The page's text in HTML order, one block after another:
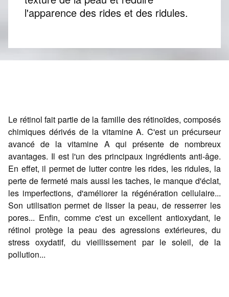
l'apparence des rides et des ridules.
Le rétinol fait partie de la famille des rétinoïdes, composés
chimiques dérivés de la vitamine A. C'est un précurseur
avancé de la vitamine A qui présente de nombreux
avantages. Il est l'un des principaux ingrédients anti-âge.
En effet, il permet de lutter contre les rides, les ridules, la
perte de fermeté mais aussi les taches, le manque d'éclat,
les imperfections, d'améliorer la régénération cellulaire...
Son utilisation permet de lisser la peau, de resserrer les
pores... Enfin, comme c'est un excellent antioxydant, le
rétinol protège la peau des agressions extérieures, du
stress oxydatif, du vieillissement par le soleil, de la
pollution...